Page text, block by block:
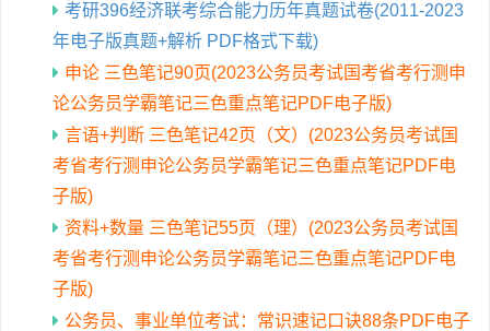
考研396经济联考综合能力历年真题试卷(2011-2023
年电子版真题+解析 PDF格式下载)
申论 三色笔记90页(2023公务员考试国考省考行测申
论公务员学霸笔记三色重点笔记PDF电子版)
言语+判断 三色笔记42页（文）(2023公务员考试国
考省考行测申论公务员学霸笔记三色重点笔记PDF电
子版)
资料+数量 三色笔记55页（理）(2023公务员考试国
考省考行测申论公务员学霸笔记三色重点笔记PDF电
子版)
公务员、事业单位考试：常识速记口诀88条PDF电子